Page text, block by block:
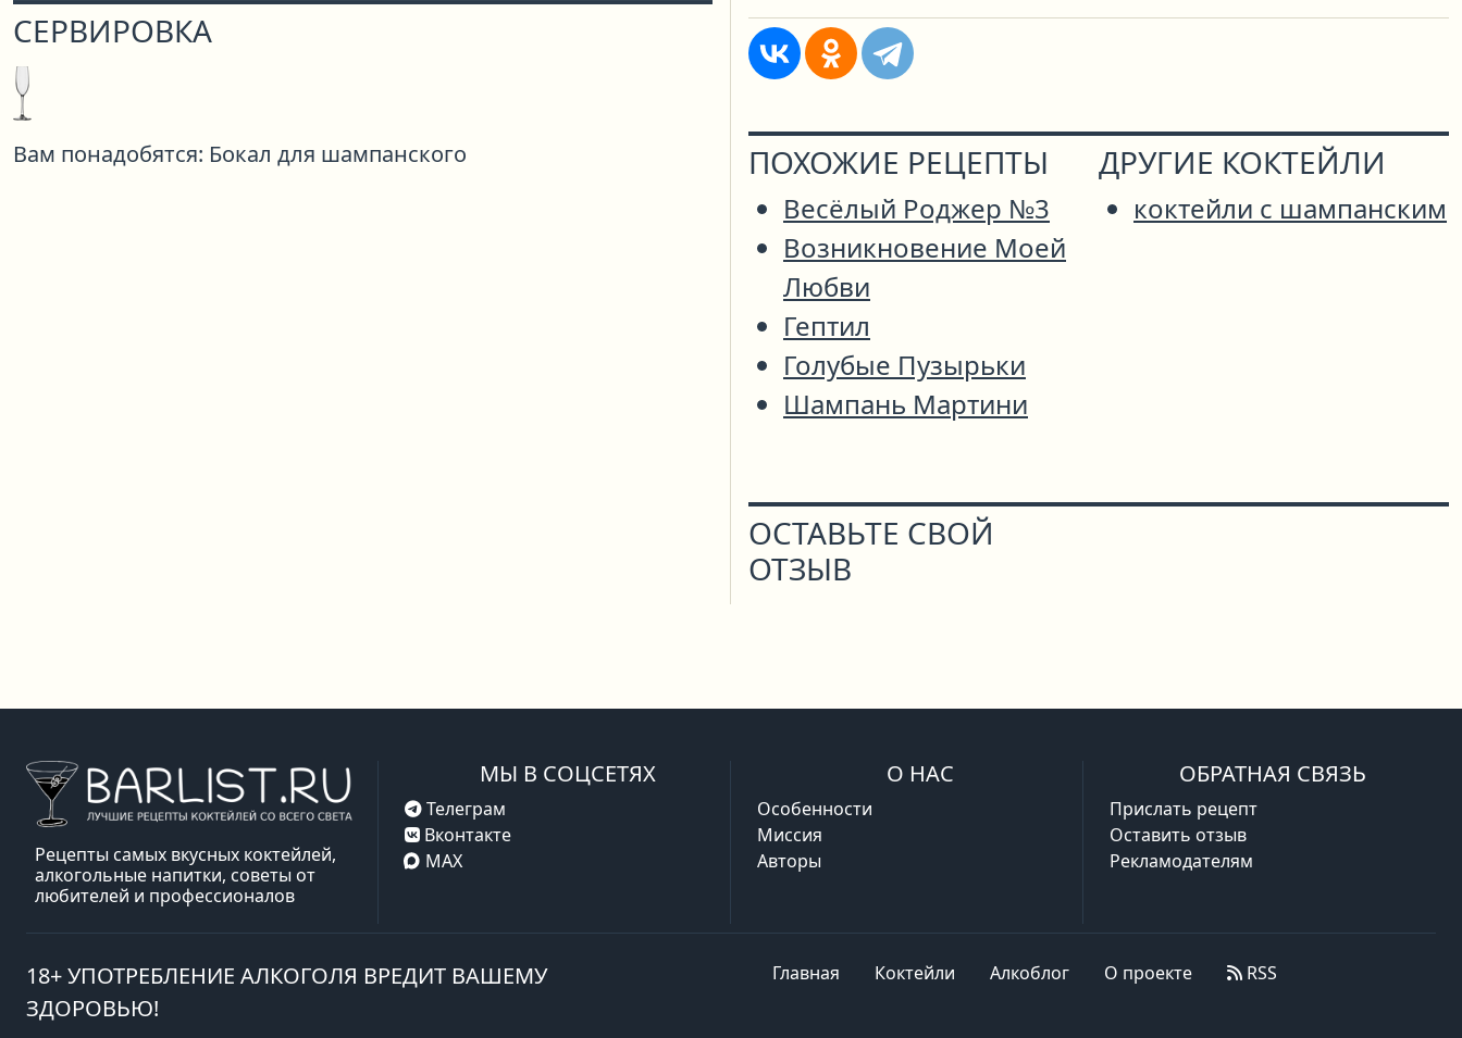
СЕРВИРОВКА
Вам понадобятся: Бокал для шампанского ПОХОЖИЕ РЕЦЕПТЫ
Весёлый Роджер №3
Возникновение Моей
Любви
Гептил
Голубые Пузырьки
Шампань Мартини
ДРУГИЕ КОКТЕЙЛИ
коктейли с шампанским
ОСТАВЬТЕ СВОЙ
ОТЗЫВ
Рецепты самых вкусных коктейлей,
алкогольные напитки, советы от
любителей и профессионалов
МЫ В СОЦСЕТЯХ
Телеграм
Вконтакте
MAX
О НАС
Особенности
Миссия
Авторы
ОБРАТНАЯ СВЯЗЬ
Прислать рецепт
Оставить отзыв
Рекламодателям
18+ УПОТРЕБЛЕНИЕ АЛКОГОЛЯ ВРЕДИТ ВАШЕМУ
ЗДОРОВЬЮ!
Главная Коктейли Алкоблог О проекте RSS